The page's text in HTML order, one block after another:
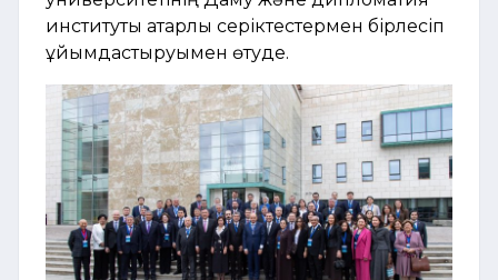
институты қатарлы серіктестермен бірлесіп
ұйымдастыруымен өтуде.